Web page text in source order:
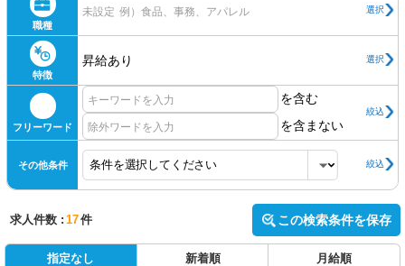
職種
未設定 例）食品、事務、アパレル 選択
特徴
昇給あり 選択
フリーワード
を含む
を含まない
絞込
その他条件 絞込
求人件数 : 17件 この検索条件を保存
指定なし 新着順 月給順